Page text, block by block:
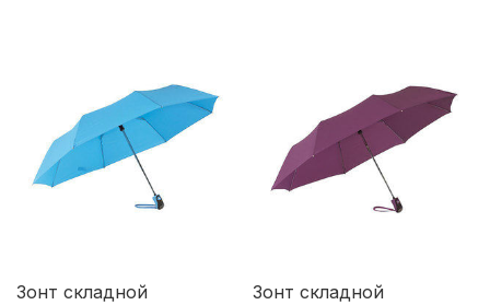
Зонт складной Зонт складной